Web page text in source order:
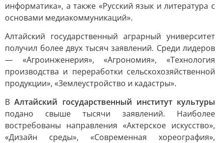
информатика», а также «Русский язык и литература с
основами медиакоммуникаций».
Алтайский государственный аграрный университет
получил более двух тысяч заявлений. Среди лидеров
— «Агроинженерия», «Агрономия», «Технология
производства и переработки сельскохозяйственной
продукции», «Землеустройство и кадастры».
ВАлтайский государственный институт культуры
подано свыше тысячи заявлений. Наиболее
востребованы направления «Актерское искусство»,
«Дизайн среды», «Современная хореография»,